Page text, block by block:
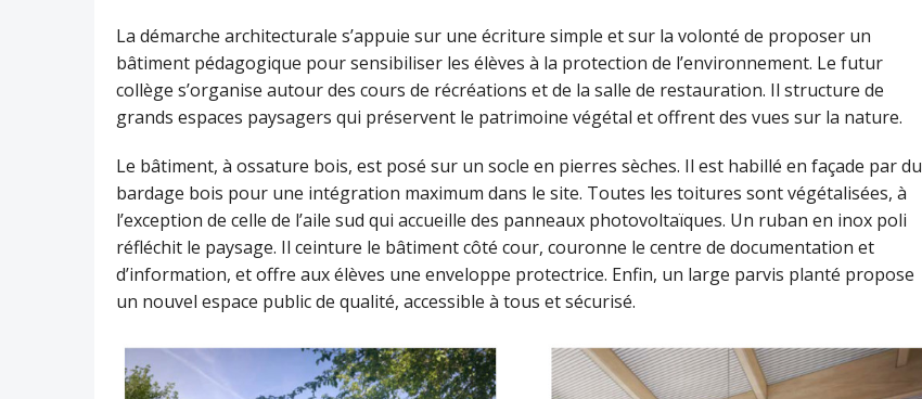
La démarche architecturale s’appuie sur une écriture simple et sur la volonté de proposer un
bâtiment pédagogique pour sensibiliser les élèves à la protection de l’environnement. Le futur
collège s’organise autour des cours de récréations et de la salle de restauration. Il structure de
grands espaces paysagers qui préservent le patrimoine végétal et offrent des vues sur la nature.
Le bâtiment, à ossature bois, est posé sur un socle en pierres sèches. Il est habillé en façade par du
bardage bois pour une intégration maximum dans le site. Toutes les toitures sont végétalisées, à
l’exception de celle de l’aile sud qui accueille des panneaux photovoltaïques. Un ruban en inox poli
réfléchit le paysage. Il ceinture le bâtiment côté cour, couronne le centre de documentation et
d’information, et offre aux élèves une enveloppe protectrice. Enfin, un large parvis planté propose
un nouvel espace public de qualité, accessible à tous et sécurisé.